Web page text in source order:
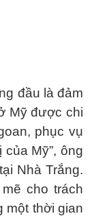
đầu là đảm
Mỹ được chi
phục vụ
Mỹ”, ông
Nhà Trắng.
cho trách
một thời gian